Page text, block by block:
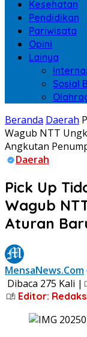
Kesehatan
Pendidikan
Pariwisata
Opini
Lainya
Sosial
Beranda Daerah
Wagub NTT
Angkutan
Daerah
Pick Up
Wagub
Aturan
MensaNews.Com
Dibaca 275 Kali |
Editor: